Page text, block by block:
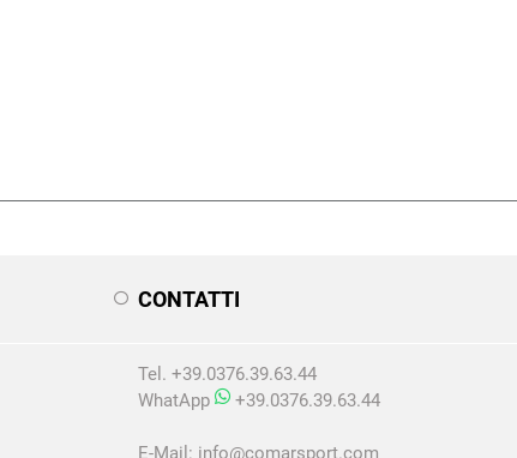
CONTATTI
Tel. +39.0376.39.63.44
WhatApp
+39.0376.39.63.44
E-Mail: info@comarsport.com